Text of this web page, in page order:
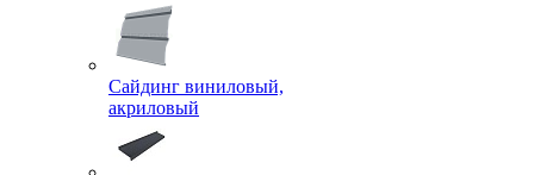
Сайдинг виниловый,
акриловый